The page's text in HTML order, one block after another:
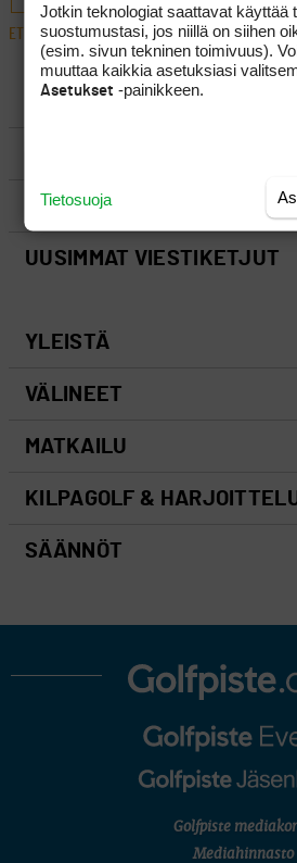
ETUSIVU›FOORUMIT› YLEISTÄ ›SUOMEN
LUO AIHE
OHJEET
UUSIMMAT VIESTIKETJUT
YLEISTÄ
VÄLINEET
MATKAILU
KILPAGOLF &
SÄÄNNÖT
Golfpiste
Mediahinnasto
Jotkin teknologiat saattavat käyttää
suostumustasi, jos niillä on siihen
(esim. sivun tekninen toimivuus).
muuttaa kaikkia asetuksiasi
Asetukset -painikkeen.
Tietosuoja